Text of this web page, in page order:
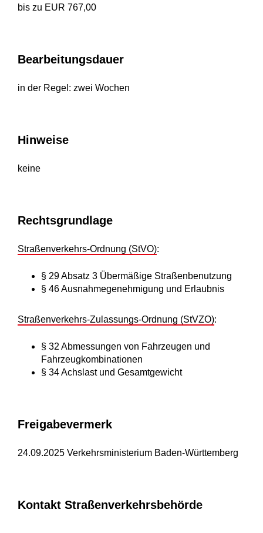
bis zu EUR 767,00
Bearbeitungsdauer
in der Regel: zwei Wochen
Hinweise
keine
Rechtsgrundlage
Straßenverkehrs-Ordnung (StVO):
§ 29 Absatz 3 Übermäßige Straßenbenutzung
§ 46 Ausnahmegenehmigung und Erlaubnis
Straßenverkehrs-Zulassungs-Ordnung (StVZO):
§ 32 Abmessungen von Fahrzeugen und
Fahrzeugkombinationen
§ 34 Achslast und Gesamtgewicht
Freigabevermerk
24.09.2025 Verkehrsministerium Baden-Württemberg
Kontakt Straßenverkehrsbehörde